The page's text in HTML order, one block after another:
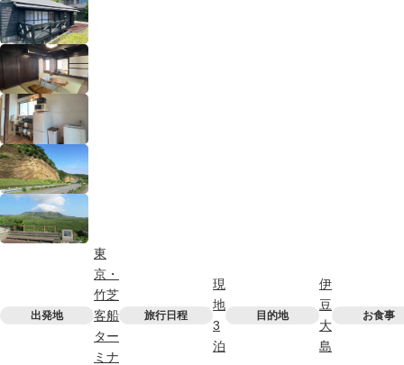
出発地
東
京・
竹芝
客船
ター
ミナ
旅行日程
現
地
3
泊
目的地
伊
豆
大
島
お食事